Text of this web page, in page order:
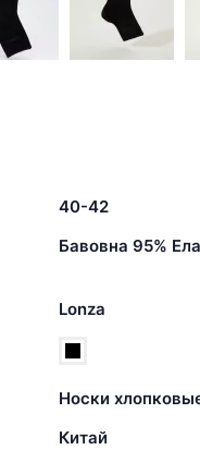
40-42
Бавовна 95%
Lonza
Носки
Китай